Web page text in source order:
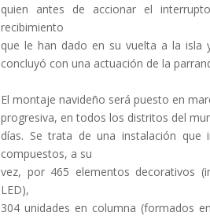
quien antes de accionar el
recibimiento
que le han dado en su vuelta a la isla
concluyó con una actuación de la
El montaje navideño será puesto en
progresiva, en todos los distritos del
días. Se trata de una instalación que
compuestos, a su
vez, por 465 elementos decorativos
LED),
304 unidades en columna (formados